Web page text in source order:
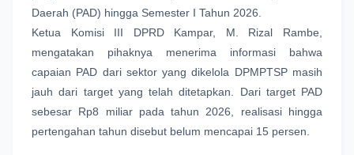
Daerah (PAD) hingga Semester I Tahun 2026.
Ketua Komisi III DPRD Kampar, M. Rizal Rambe,
mengatakan pihaknya menerima informasi bahwa
capaian PAD dari sektor yang dikelola DPMPTSP masih
jauh dari target yang telah ditetapkan. Dari target PAD
sebesar Rp8 miliar pada tahun 2026, realisasi hingga
pertengahan tahun disebut belum mencapai 15 persen.